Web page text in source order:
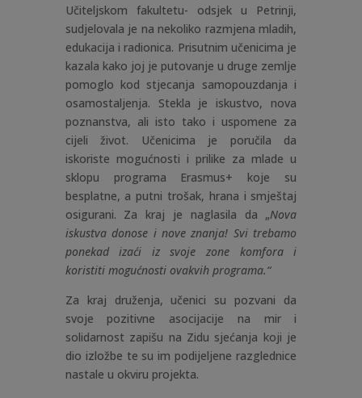
Učiteljskom fakultetu- odsjek u Petrinji,
sudjelovala je na nekoliko razmjena mladih,
edukacija i radionica. Prisutnim učenicima je
kazala kako joj je putovanje u druge zemlje
pomoglo kod stjecanja samopouzdanja i
osamostaljenja. Stekla je iskustvo, nova
poznanstva, ali isto tako i uspomene za
cijeli život. Učenicima je poručila da
iskoriste mogućnosti i prilike za mlade u
sklopu programa Erasmus+ koje su
besplatne, a putni trošak, hrana i smještaj
osigurani. Za kraj je naglasila da „Nova
iskustva donose i nove znanja! Svi trebamo
ponekad izaći iz svoje zone komfora i
koristiti mogućnosti ovakvih programa.“
Za kraj druženja, učenici su pozvani da
svoje pozitivne asocijacije na mir i
solidarnost zapišu na Zidu sjećanja koji je
dio izložbe te su im podijeljene razglednice
nastale u okviru projekta.